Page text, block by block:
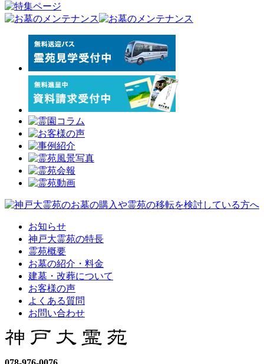
お知らせ
神戸大霊苑の特長
霊苑概要
お墓の紹介・料金
建墓・改葬について
お客様の声
よくある質問
お問い合わせ